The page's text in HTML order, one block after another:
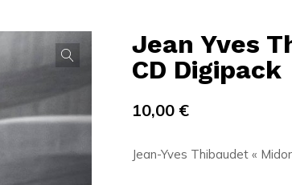
Jean Yves
CD Digipack
10,00 €
Jean-Yves Thibaudet «